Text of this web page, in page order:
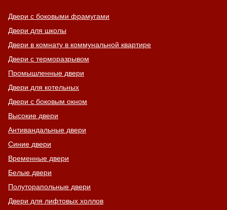
Двери с боковыми фрамугами
Двери для школы
Двери в комнату в коммунальной квартире
Двери с терморазрывом
Промышленные двери
Двери для котельных
Двери с боковым окном
Высокие двери
Антивандальные двери
Синие двери
Временные двери
Белые двери
Полуторапольные двери
Двери для лифтовых холлов